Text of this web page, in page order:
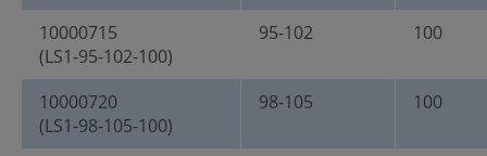
10000715
(LS1-95-102-100)
95-102 100
10000720
(LS1-98-105-100)
98-105 100